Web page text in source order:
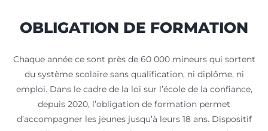
OBLIGATION DE FORMATION
Chaque année ce sont près de 60 000 mineurs qui sortent
du système scolaire sans qualification, ni diplôme, ni
emploi. Dans le cadre de la loi sur l’école de la confiance,
depuis 2020, l’obligation de formation permet
d’accompagner les jeunes jusqu’à leurs 18 ans. Dispositif